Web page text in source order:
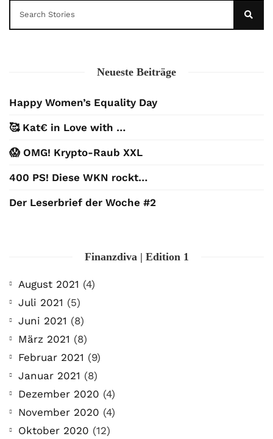
Neueste Beiträge
Happy Women’s Equality Day
🥰 Kat€ in Love with …
😱 OMG! Krypto-Raub XXL
400 PS! Diese WKN rockt…
Der Leserbrief der Woche #2
Finanzdiva | Edition 1
August 2021 (4)
Juli 2021 (5)
Juni 2021 (8)
März 2021 (8)
Februar 2021 (9)
Januar 2021 (8)
Dezember 2020 (4)
November 2020 (4)
Oktober 2020 (12)